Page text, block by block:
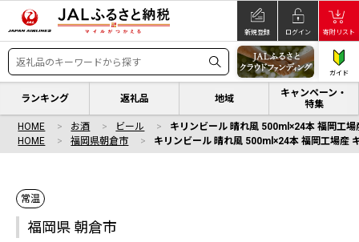
新規登録 ログイン 寄附リスト
ガイド
ランキング 返礼品 地域
キャンペーン・
特集
HOME お酒 ビール
キリンビール 晴れ風 500ml×24本 福岡工場
HOME
福岡県朝倉市 キリンビール 晴れ風 500ml×24本 福岡工場産
常温
福岡県 朝倉市